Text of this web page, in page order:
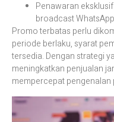
Penawaran
broadcast
Promo terbatas perlu
periode berlaku, syarat
tersedia. Dengan strategi
meningkatkan penjualan
mempercepat